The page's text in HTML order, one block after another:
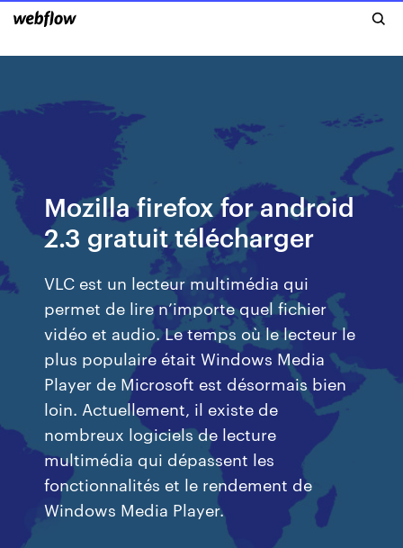
Mozilla firefox for android
2.3 gratuit télécharger
VLC est un lecteur multimédia qui
permet de lire n’importe quel fichier
vidéo et audio. Le temps où le lecteur le
plus populaire était Windows Media
Player de Microsoft est désormais bien
loin. Actuellement, il existe de
nombreux logiciels de lecture
multimédia qui dépassent les
fonctionnalités et le rendement de
Windows Media Player.